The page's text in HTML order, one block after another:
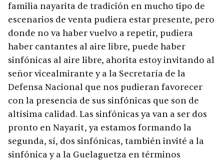
familia nayarita de tradición en mucho tipo de
escenarios de venta pudiera estar presente, pero
donde no va haber vuelvo a repetir, pudiera
haber cantantes al aire libre, puede haber
sinfónicas al aire libre, ahorita estoy invitando al
señor vicealmirante y a la Secretaría de la
Defensa Nacional que nos pudieran favorecer
con la presencia de sus sinfónicas que son de
altísima calidad. Las sinfónicas ya van a ser dos
pronto en Nayarit, ya estamos formando la
segunda, sí, dos sinfónicas, también invité a la
sinfónica y a la Guelaguetza en términos